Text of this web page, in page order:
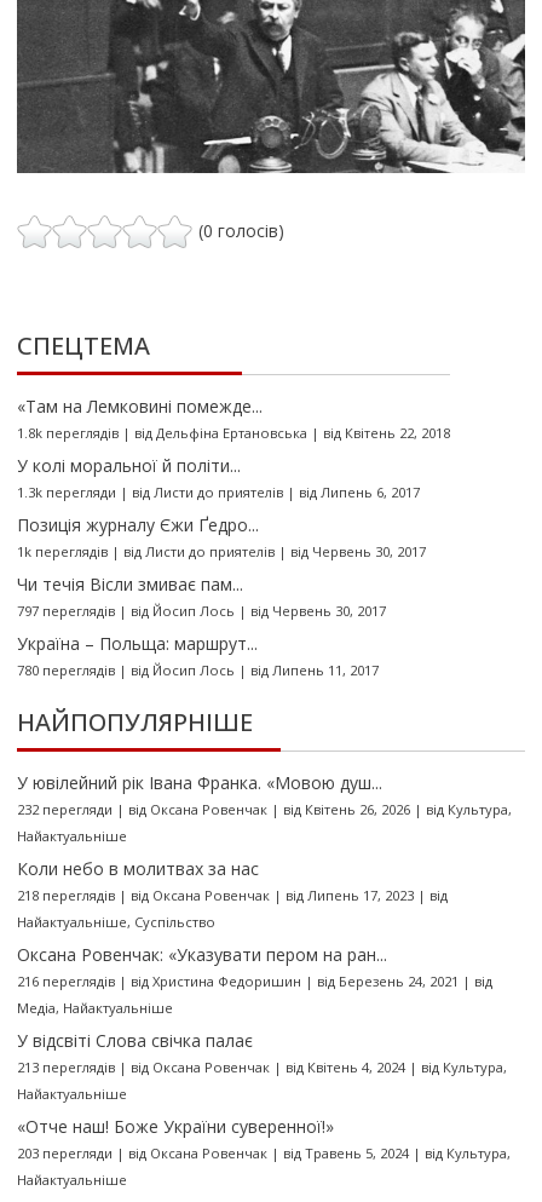
(0 голосів)
СПЕЦТЕМА
«Там на Лемковині помежде...
1.8k переглядів| від Дельфіна Ертановська | від Квітень 22, 2018
У колі моральної й політи...
1.3k перегляди | від Листи до приятелів| від Липень 6, 2017
Позиція журналу Єжи Ґедро...
1k переглядів| від Листи до приятелів| від Червень 30, 2017
Чи течія Вісли змиває пам...
797 переглядів| від Йосип Лось | від Червень 30, 2017
Україна – Польща: маршрут...
780 переглядів| від Йосип Лось | від Липень 11, 2017
НАЙПОПУЛЯРНІШЕ
У ювілейний рік Івана Франка. «Мовою душ...
232 перегляди | від Оксана Ровенчак| від Квітень 26, 2026| від Культура,
Найактуальніше
Коли небо в молитвах за нас
218 переглядів| від Оксана Ровенчак| від Липень 17, 2023| від
Найактуальніше, Суспільство
Оксана Ровенчак: «Указувати пером на ран...
216 переглядів| від Христина Федоришин | від Березень 24, 2021 | від
Медіа, Найактуальніше
У відсвіті Слова свічка палає
213 переглядів| від Оксана Ровенчак| від Квітень 4, 2024| від Культура,
Найактуальніше
«Отче наш! Боже України суверенної!»
203 перегляди | від Оксана Ровенчак| від Травень 5, 2024| від Культура,
Найактуальніше